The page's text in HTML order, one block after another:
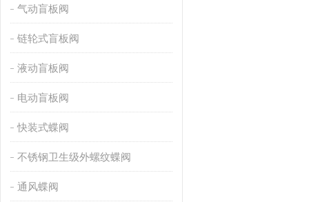
气动盲板阀
链轮式盲板阀
液动盲板阀
电动盲板阀
快装式蝶阀
不锈钢卫生级外螺纹蝶阀
通风蝶阀